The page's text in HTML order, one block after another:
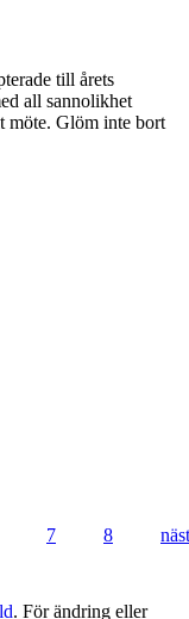
till årets
all sannolikhet
möte. Glöm inte bort
7 8
. För ändring eller